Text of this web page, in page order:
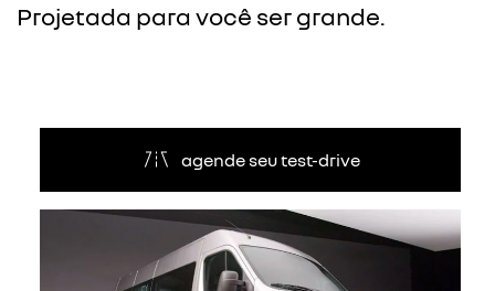
Projetada para você ser grande.
agende seu test-drive